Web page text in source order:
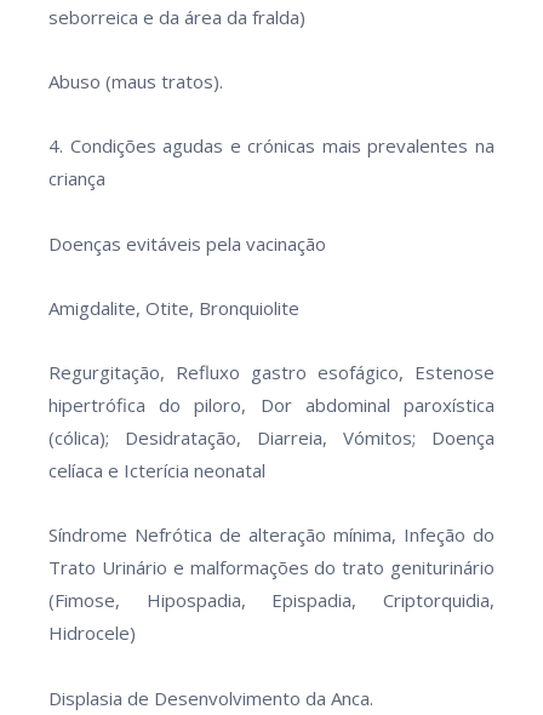
seborreica e da área da fralda)
Abuso (maus tratos).
4. Condições agudas e crónicas mais prevalentes na
criança
Doenças evitáveis pela vacinação
Amigdalite, Otite, Bronquiolite
Regurgitação, Refluxo gastro esofágico, Estenose
hipertrófica do piloro, Dor abdominal paroxística
(cólica); Desidratação, Diarreia, Vómitos; Doença
celíaca e Icterícia neonatal
Síndrome Nefrótica de alteração mínima, Infeção do
Trato Urinário e malformações do trato geniturinário
(Fimose, Hipospadia, Epispadia, Criptorquidia,
Hidrocele)
Displasia de Desenvolvimento da Anca.